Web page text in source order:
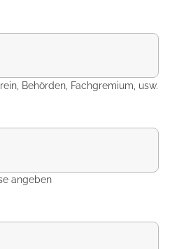
Behörden, Fachgremium, usw.
angeben